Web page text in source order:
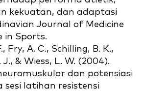
kekuatan, dan adaptasi
Journal of Medicine
in Sports.
Fry, A. C., Schilling, B. K.,
J., & Wiess, L. W. (2004).
dan potensiasi
sesi latihan resistensi